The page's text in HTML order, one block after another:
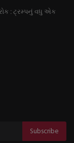
: ટ્રમ્પનું વધુ એક
Subscribe